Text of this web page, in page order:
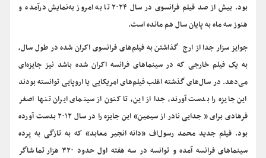
بود. بیش از صد فیلم فرانسوی در سال ۲۰۲۴ تا به امروز به‌نمایش درآمده و
هنوز سه ماه به پایان سال هم مانده است.
جوایز سزار جدا از ارج گذاشتن به فیلم‌های فرانسوی اکران شده در طول سال،
به یک فیلم خارجی که در سینماهای فرانسه اکران شده باشد نیز جایزه‌ای
می‌دهد. در سال‌های گذشته اغلب فیلم‌های امریکایی یا اروپایی توانسته بودند
این جایزه را بدست آورند، جدا از این، تا کنون از سینمای ایران تنها اصغر
فرهادی برای « جدایی نادر از سیمین» این جایزه را در سال ۲۰۱۲ بدست آورده
بود. فیلم جدید محمد رسول‌اف «دانه انجیر معابد» که به تازگی به پرده
سینماهای فرانسه آمده و توانسه در سه هفته اول حدود ۳۲۰ هزار تماشاگر